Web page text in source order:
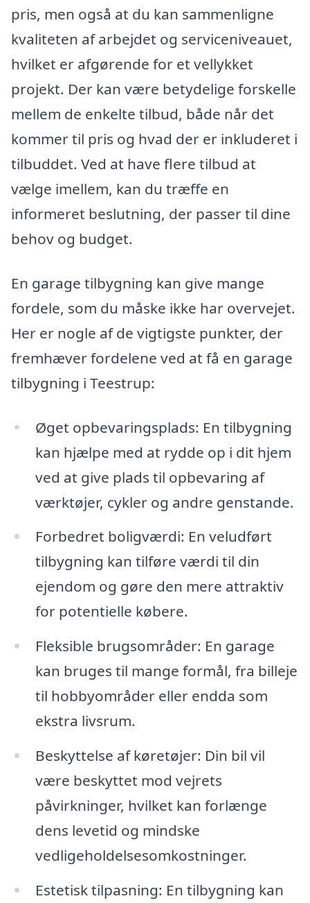
pris, men også at du kan sammenligne
kvaliteten af arbejdet og serviceniveauet,
hvilket er afgørende for et vellykket
projekt. Der kan være betydelige forskelle
mellem de enkelte tilbud, både når det
kommer til pris og hvad der er inkluderet i
tilbuddet. Ved at have flere tilbud at
vælge imellem, kan du træffe en
informeret beslutning, der passer til dine
behov og budget.
En garage tilbygning kan give mange
fordele, som du måske ikke har overvejet.
Her er nogle af de vigtigste punkter, der
fremhæver fordelene ved at få en garage
tilbygning i Teestrup:
Øget opbevaringsplads: En tilbygning
kan hjælpe med at rydde op i dit hjem
ved at give plads til opbevaring af
værktøjer, cykler og andre genstande.
Forbedret boligværdi: En veludført
tilbygning kan tilføre værdi til din
ejendom og gøre den mere attraktiv
for potentielle købere.
Fleksible brugsområder: En garage
kan bruges til mange formål, fra billeje
til hobbyområder eller endda som
ekstra livsrum.
Beskyttelse af køretøjer: Din bil vil
være beskyttet mod vejrets
påvirkninger, hvilket kan forlænge
dens levetid og mindske
vedligeholdelsesomkostninger.
Estetisk tilpasning: En tilbygning kan